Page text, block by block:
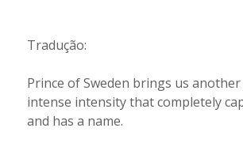
Tradução:
Prince of Sweden brings us
intense intensity that completely
and has a name.